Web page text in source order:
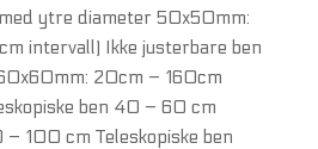
ytre diameter 50x50mm:
intervall) Ikke justerbare ben
20cm – 160cm
ben 40 – 60 cm
– 100 cm Teleskopiske ben